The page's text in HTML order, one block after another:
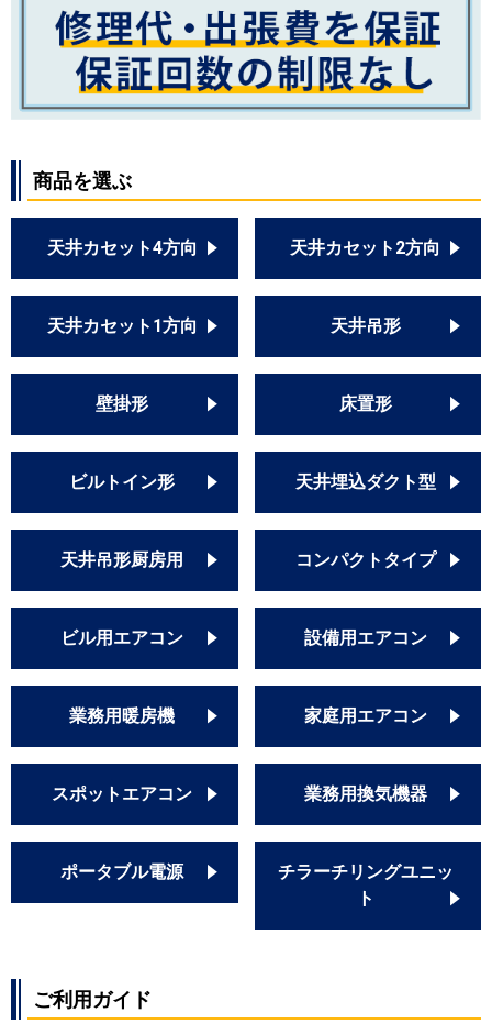
商品を選ぶ
天井カセット4方向 天井カセット2方向
天井カセット1方向 天井吊形
壁掛形 床置形
ビルトイン形 天井埋込ダクト型
天井吊形厨房用 コンパクトタイプ
ビル用エアコン 設備用エアコン
業務用暖房機 家庭用エアコン
スポットエアコン 業務用換気機器
ポータブル電源
チラーチリングユニッ
ト
ご利用ガイド